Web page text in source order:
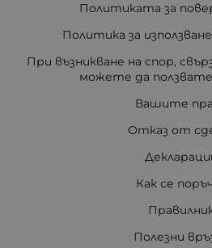
Политиката за
Политика за
При възникване на спор,
можете да
Вашите
Отказ от
Как се
Полезни